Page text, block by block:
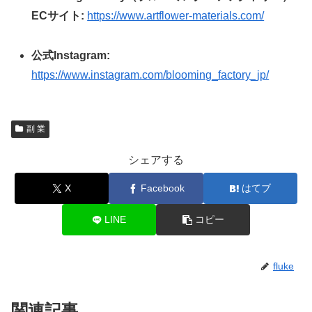
ECサイト: https://www.artflower-materials.com/
公式Instagram:
https://www.instagram.com/blooming_factory_jp/
副 業
シェアする
X Facebook はてブ
LINE コピー
fluke